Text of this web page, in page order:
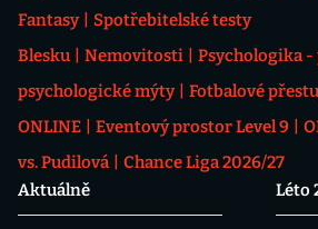
Fantasy
Spotřebitelské testy
Blesku
Nemovitosti
Psychologika
psychologické mýty
Fotbalové
ONLINE
Eventový prostor Level 9
vs. Pudilová
Chance Liga 2026/27
Aktuálně
Léto